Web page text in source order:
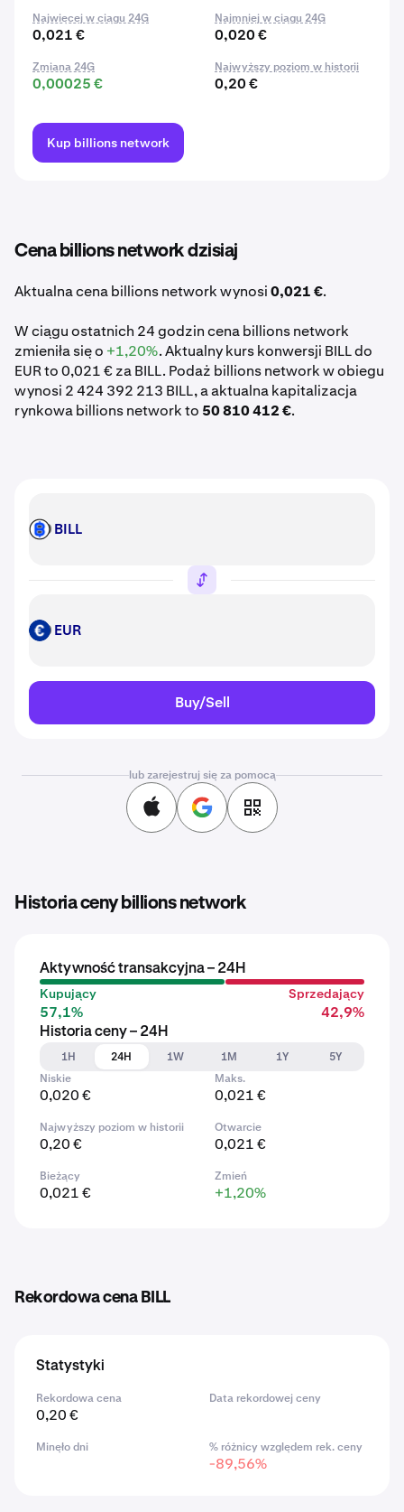
Najwięcej w ciągu 24G
0,021 €
Najmniej w ciągu 24G
0,020 €
Zmiana 24G
0,00025 €
Najwyższy poziom w historii
0,20 €
Kup billions network
Cena billions network dzisiaj
Aktualna cena billions network wynosi0,021 €.
W ciągu ostatnich 24 godzin cena billions network
zmieniła się o +1,20%. Aktualny kurs konwersji BILL do
EUR to 0,021 € za BILL. Podaż billions network w obiegu
wynosi 2 424 392 213 BILL, a aktualna kapitalizacja
rynkowa billions network to 50 810 412 €.
BILL BILL
EUR EUR
Buy/Sell
lub zarejestruj się za pomocą
Historia ceny billions network
Aktywność transakcyjna – 24H
Kupujący
57,1%
Sprzedający
42,9%
Historia ceny – 24H
1H
24H 1W 1M 1Y
5Y
Niskie
0,020 €
Maks.
0,021 €
Najwyższy poziom w historii
0,20 €
Otwarcie
0,021 €
Bieżący
0,021 €
Zmień
+1,20%
Rekordowa cena BILL
Statystyki
Rekordowa cena
0,20 €
Data rekordowej ceny
Minęło dni % różnicy względem rek. ceny
-89,56%